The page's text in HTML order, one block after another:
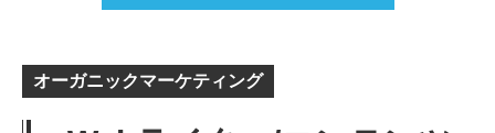
オーガニックマーケティング